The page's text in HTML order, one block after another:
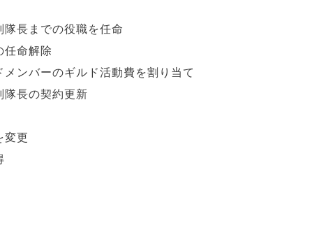
長までの役職を任命
任命解除
ンバーのギルド活動費を割り当て
長の契約更新
変更